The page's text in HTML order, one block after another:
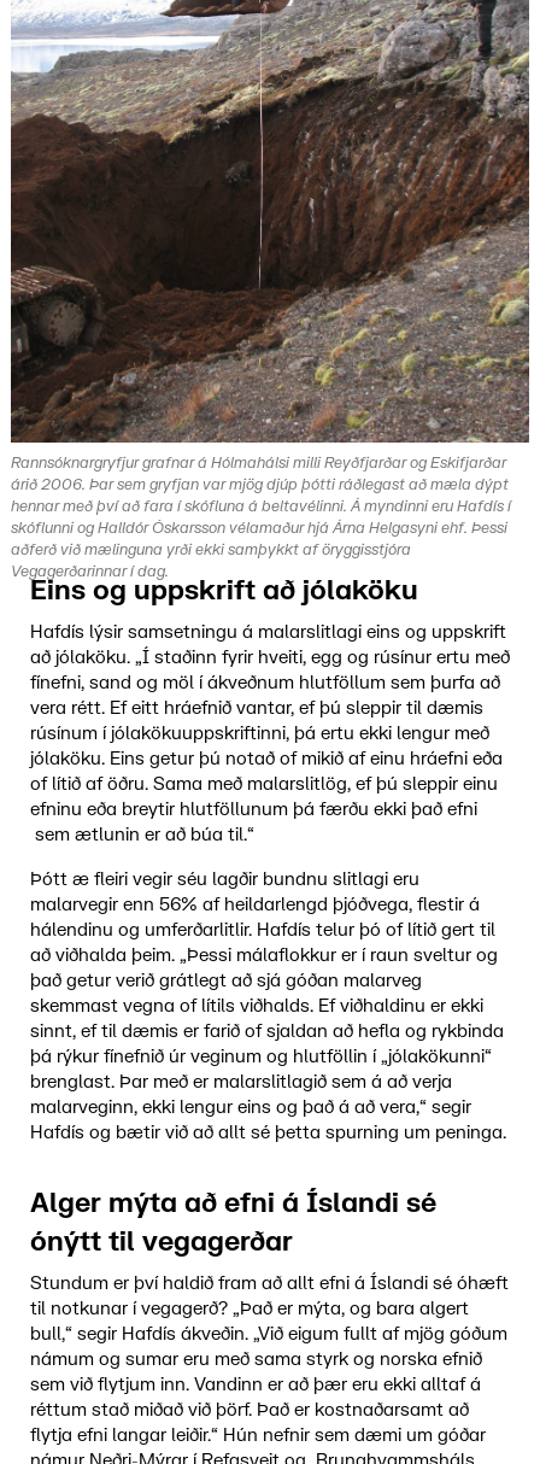
Rannsóknargryfjur grafnar á Hólmahálsi milli Reyðfjarðar og Eskifjarðar
árið 2006. Þar sem gryfjan var mjög djúp þótti ráðlegast að mæla dýpt
hennar með því að fara í skófluna á beltavélinni. Á myndinni eru Hafdís í
skóflunni og Halldór Óskarsson vélamaður hjá Árna Helgasyni ehf. Þessi
aðferð við mælinguna yrði ekki samþykkt af öryggisstjóra
Vegagerðarinnar í dag.
Eins og uppskrift að jólaköku
Hafdís lýsir samsetningu á malarslitlagi eins og uppskrift
að jólaköku. „Í staðinn fyrir hveiti, egg og rúsínur ertu með
fínefni, sand og möl í ákveðnum hlutföllum sem þurfa að
vera rétt. Ef eitt hráefnið vantar, ef þú sleppir til dæmis
rúsínum í jólakökuuppskriftinni, þá ertu ekki lengur með
jólaköku. Eins getur þú notað of mikið af einu hráefni eða
of lítið af öðru. Sama með malarslitlög, ef þú sleppir einu
efninu eða breytir hlutföllunum þá færðu ekki það efni
sem ætlunin er að búa til.“
Þótt æ fleiri vegir séu lagðir bundnu slitlagi eru
malarvegir enn 56% af heildarlengd þjóðvega, flestir á
hálendinu og umferðarlitlir. Hafdís telur þó of lítið gert til
að viðhalda þeim. „Þessi málaflokkur er í raun sveltur og
það getur verið grátlegt að sjá góðan malarveg
skemmast vegna of lítils viðhalds. Ef viðhaldinu er ekki
sinnt, ef til dæmis er farið of sjaldan að hefla og rykbinda
þá rýkur fínefnið úr veginum og hlutföllin í „jólakökunni“
brenglast. Þar með er malarslitlagið sem á að verja
malarveginn, ekki lengur eins og það á að vera,“ segir
Hafdís og bætir við að allt sé þetta spurning um peninga.
Alger mýta að efni á Íslandi sé
ónýtt til vegagerðar
Stundum er því haldið fram að allt efni á Íslandi sé óhæft
til notkunar í vegagerð? „Það er mýta, og bara algert
bull,“ segir Hafdís ákveðin. „Við eigum fullt af mjög góðum
námum og sumar eru með sama styrk og norska efnið
sem við flytjum inn. Vandinn er að þær eru ekki alltaf á
réttum stað miðað við þörf. Það er kostnaðarsamt að
flytja efni langar leiðir.“ Hún nefnir sem dæmi um góðar